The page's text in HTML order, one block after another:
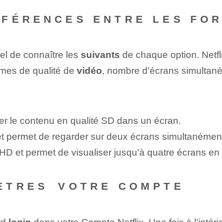
ENTRE LES
de connaître les suivants de chaque option.
de qualité de vidéo, nombre d'écrans
le contenu en qualité SD dans un écran.
permet de regarder sur deux écrans
et permet de visualiser jusqu'à quatre écrans⁤
VOTRE COMPTE